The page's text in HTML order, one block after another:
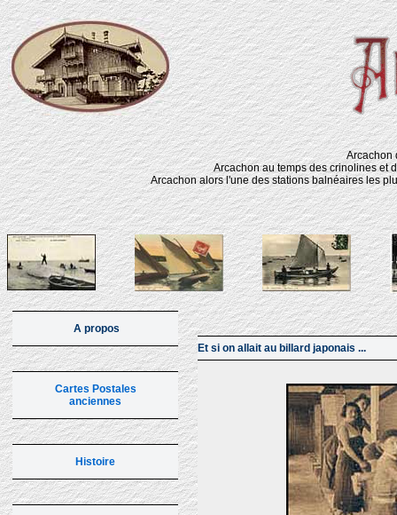
Arcachon
Arcachon au temps des crinolines et
Arcachon alors l'une des stations balnéaires les
A propos
Cartes Postales
anciennes
Histoire
Et si on allait au billard japonais ...